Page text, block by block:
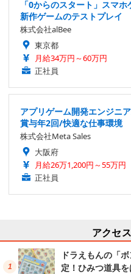
「0からのスタート」スマ
新作ゲームのテストプレイ
株式会社alBee
東京都
月給34万円～60万円
正社員
アプリゲーム開発エンジニ
賞与年2回/快適な仕事環境
株式会社Meta Sales
大阪府
月給26万1,200円～55万円
正社員
アクセ
ドラえもんの「
定！ひみつ道具